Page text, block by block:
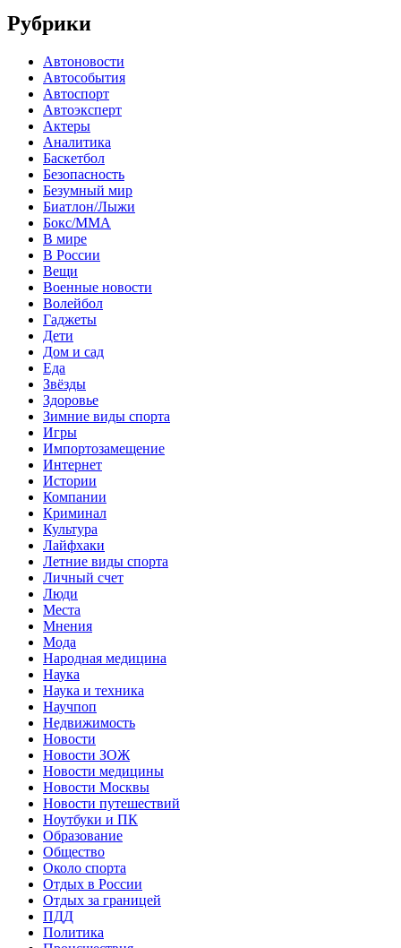
Рубрики
Автоновости
Автособытия
Автоспорт
Автоэксперт
Актеры
Аналитика
Баскетбол
Безопасность
Безумный мир
Биатлон/Лыжи
Бокс/MMA
В мире
В России
Вещи
Военные новости
Волейбол
Гаджеты
Дети
Дом и сад
Еда
Звёзды
Здоровье
Зимние виды спорта
Игры
Импортозамещение
Интернет
Истории
Компании
Криминал
Культура
Лайфхаки
Летние виды спорта
Личный счет
Люди
Места
Мнения
Мода
Народная медицина
Наука
Наука и техника
Научпоп
Недвижимость
Новости
Новости ЗОЖ
Новости медицины
Новости Москвы
Новости путешествий
Ноутбуки и ПК
Образование
Общество
Около спорта
Отдых в России
Отдых за границей
ПДД
Политика